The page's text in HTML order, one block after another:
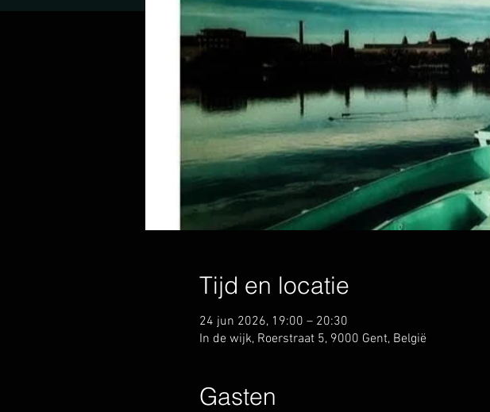
Tijd en locatie
24 jun 2026, 19:00 – 20:30
In de wijk, Roerstraat 5, 9000 Gent, België
Gasten